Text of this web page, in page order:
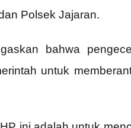
Polsek Jajaran.
bahwa
untuk